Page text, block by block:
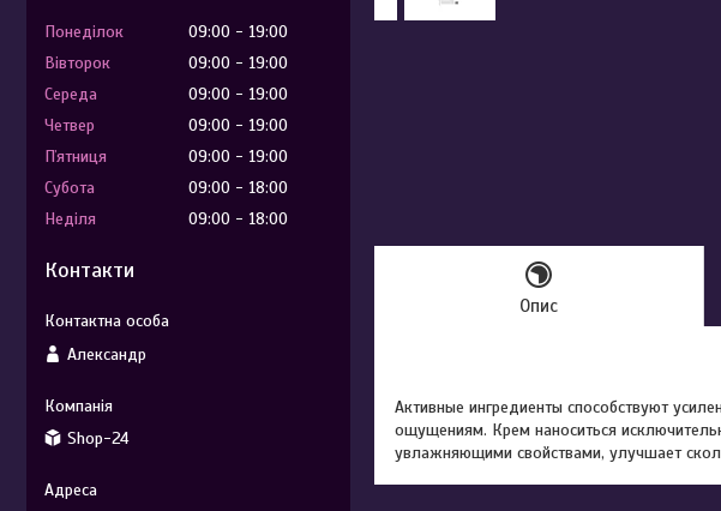
Опис
Активные ингредиенты способствуют
ощущениям. Крем наноситься
увлажняющими свойствами, улучшает
Понеділок 09:00
19:00
Вівторок
09:00
19:00
Середа
09:00
19:00
Четвер
09:00
19:00
Пʼятниця
09:00
19:00
Субота
09:00
18:00
Неділя
09:00 18:00
Контакти
Александр
Shop-24